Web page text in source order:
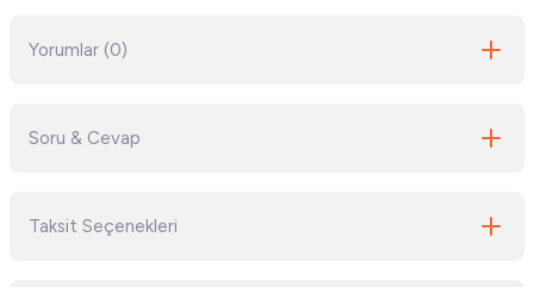
Yorumlar (0)
Soru & Cevap
Taksit Seçenekleri